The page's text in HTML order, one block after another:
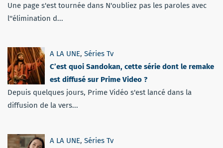
Une page s'est tournée dans N'oubliez pas les paroles avec
l''élimination d...
A LA UNE, Séries Tv
C’est quoi Sandokan, cette série dont le remake
est diffusé sur Prime Video ?
Depuis quelques jours, Prime Vidéo s'est lancé dans la
diffusion de la vers...
A LA UNE, Séries Tv